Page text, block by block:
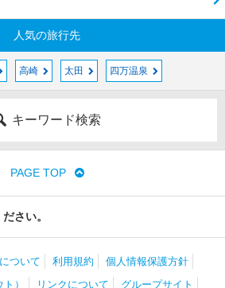
人気の旅行先
高崎 太田 四万温泉
キーワード検索
PAGE TOP
さい。
ついて 利用規約
個人情報保護方針
）
リンクについて グループサイト